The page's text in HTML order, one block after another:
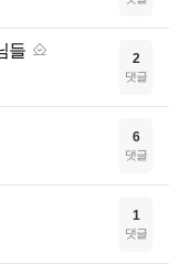
들 2
댓글
6
댓글
1
댓글